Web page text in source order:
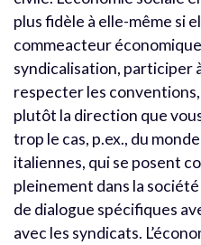
plus fidèle à elle-même si
commeacteur
syndicalisation, participer
respecter les conventions,
plutôt la direction que
trop le cas, p.ex., du
italiennes, qui se posent
pleinement dans la
de dialogue spécifiques
avec les syndicats.